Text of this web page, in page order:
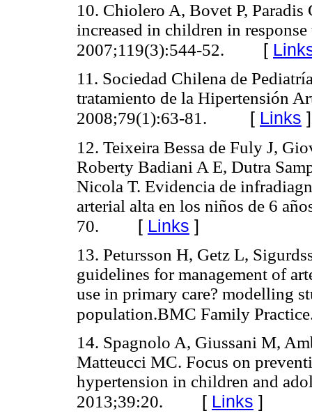
10. Chiolero A, Bovet P, Paradis
increased in children in
2007;119(3):544-52. [
11. Sociedad Chilena de
tratamiento de la Hipertensión
2008;79(1):63-81.
[ Links ]
12. Teixeira Bessa de Fuly J,
Roberty Badiani A E, Dutra
Nicola T. Evidencia de
arterial alta en los niños de 6
70. [ Links ]
13. Petursson H, Getz L,
guidelines for management of
use in primary care? modelling
population.BMC Family
14. Spagnolo A, Giussani M,
Matteucci MC. Focus on
hypertension in children and
2013;39:20. [ Links ]